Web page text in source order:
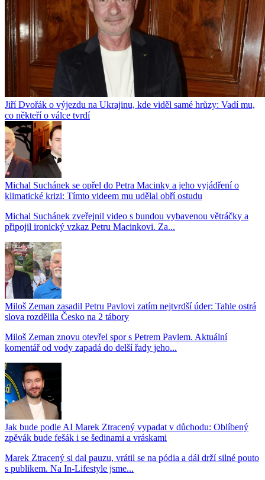
Jiří Dvořák o výjezdu na Ukrajinu, kde viděl samé hrůzy: Vadí mu,
co někteří o válce tvrdí
Michal Suchánek se opřel do Petra Macinky a jeho vyjádření o
klimatické krizi: Tímto videem mu udělal obří ostudu
Michal Suchánek zveřejnil video s bundou vybavenou větráčky a
připojil ironický vzkaz Petru Macinkovi. Za...
Miloš Zeman zasadil Petru Pavlovi zatím nejtvrdší úder: Tahle ostrá
slova rozdělila Česko na 2 tábory
Miloš Zeman znovu otevřel spor s Petrem Pavlem. Aktuální
komentář od vody zapadá do delší řady jeho...
Jak bude podle AI Marek Ztracený vypadat v důchodu: Oblíbený
zpěvák bude fešák i se šedinami a vráskami
Marek Ztracený si dal pauzu, vrátil se na pódia a dál drží silné pouto
s publikem. Na In-Lifestyle jsme...